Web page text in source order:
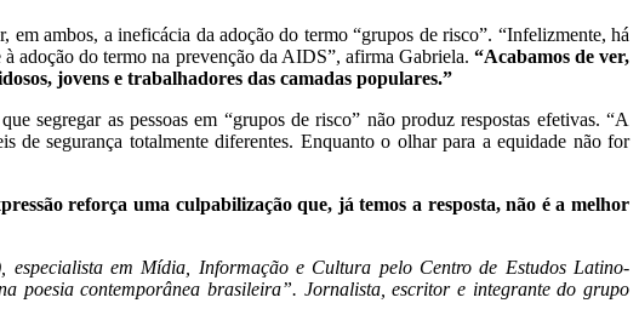
ambos, a ineficácia da adoção do termo “grupos de risco”. “Infelizmente, há
adoção do termo na prevenção da AIDS”, afirma Gabriela. “Acabamos de ver,
jovens e trabalhadores das camadas populares.”
segregar as pessoas em “grupos de risco” não produz respostas efetivas. “A
de segurança totalmente diferentes. Enquanto o olhar para a equidade não for
reforça uma culpabilização que, já temos a resposta, não é a melhor
em Mídia, Informação e Cultura pelo Centro de Estudos Latino-
poesia contemporânea brasileira”. Jornalista, escritor e integrante do grupo